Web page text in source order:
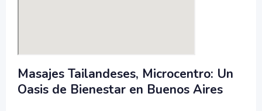
Masajes Tailandeses, Microcentro: Un
Oasis de Bienestar en Buenos Aires